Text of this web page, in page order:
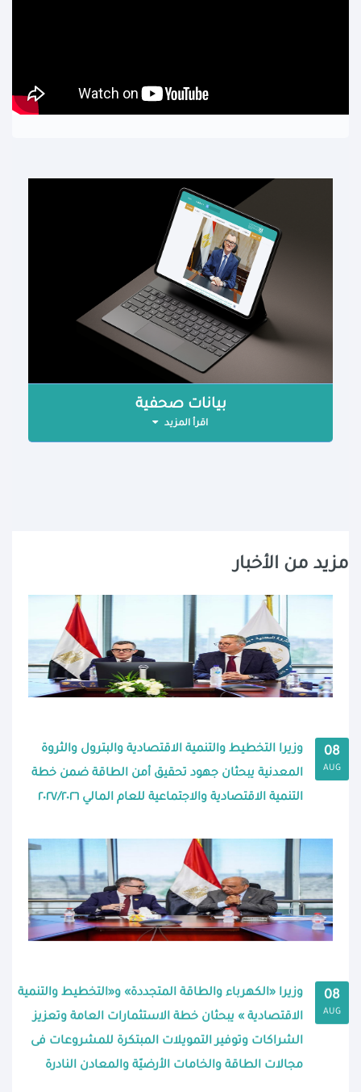
بيانات صحفية
اقرأ المزيد
مزيد من الأخبار
08
AUG
وزيرا التخطيط والتنمية الاقتصادية والبترول والثروة
المعدنية يبحثان جهود تحقيق أمن الطاقة ضمن خطة
التنمية الاقتصادية والاجتماعية للعام المالي ٢٠٢٧/٢٠٢٦
08
AUG
وزيرا «الكهرباء والطاقة المتجددة» و«التخطيط والتنمية
الاقتصادية » يبحثان خطة الاستثمارات العامة وتعزيز
الشراكات وتوفير التمويلات المبتكرة للمشروعات فى
مجالات الطاقة والخامات الأرضيّة والمعادن النادرة